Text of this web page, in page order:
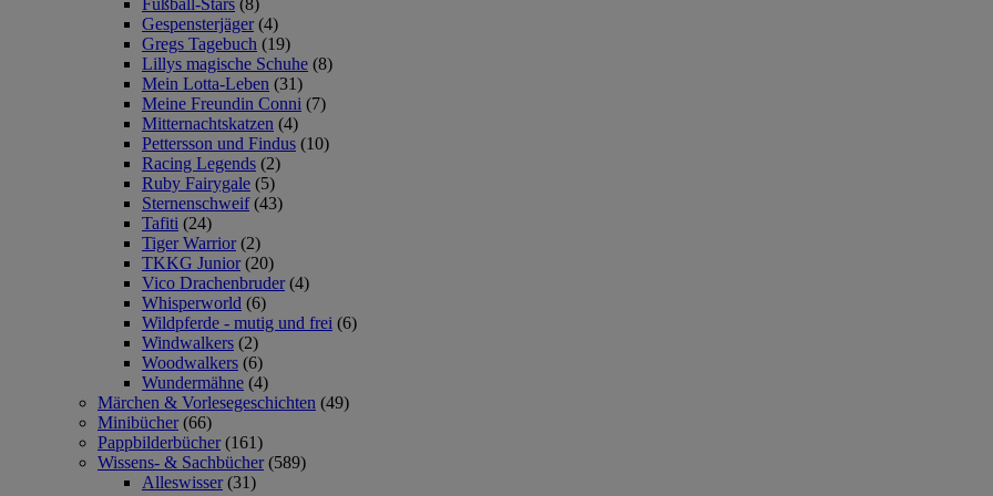
Gespensterjäger (4)
Gregs Tagebuch (19)
Lillys magische Schuhe (8)
Mein Lotta-Leben (31)
Meine Freundin Conni (7)
Mitternachtskatzen (4)
Pettersson und Findus (10)
Racing Legends (2)
Ruby Fairygale (5)
Sternenschweif (43)
Tafiti (24)
Tiger Warrior (2)
TKKG Junior (20)
Vico Drachenbruder (4)
Whisperworld (6)
Wildpferde - mutig und frei (6)
Windwalkers (2)
Woodwalkers (6)
Wundermähne (4)
Märchen & Vorlesegeschichten (49)
Minibücher (66)
Pappbilderbücher (161)
Wissens- & Sachbücher (589)
Alleswisser (31)